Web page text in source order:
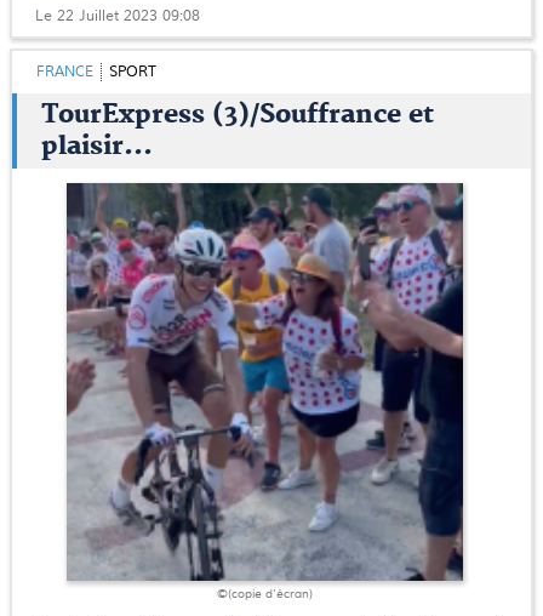
Le 22 Juillet 2023 09:08
FRANCE SPORT
TourExpress (3)/Souffrance et
plaisir...
©(copie d'écran)